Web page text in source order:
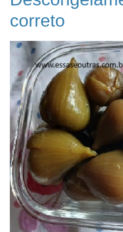
correto